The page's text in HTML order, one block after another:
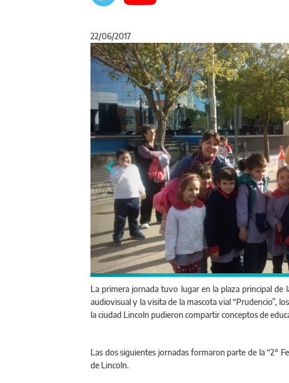
22/06/2017
Anterior
La primera jornada tuvo lugar en la plaza principal
audiovisual y la visita de la mascota vial “Prudencio”,
la ciudad Lincoln pudieron compartir conceptos de
Las dos siguientes jornadas formaron parte de la “2°
de Lincoln.